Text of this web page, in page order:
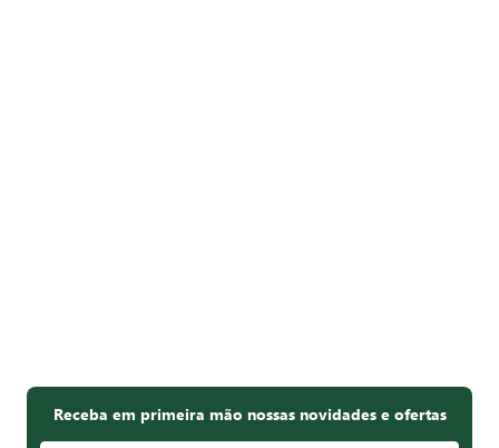
Receba em primeira mão nossas novidades e ofertas